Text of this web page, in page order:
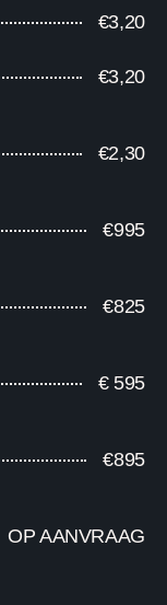
€3,20
€3,20
€2,30
€995​
€825​
€ 595​
€895​
OP AANVRAAG​